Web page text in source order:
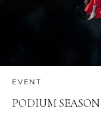
EVENT
PODIUM